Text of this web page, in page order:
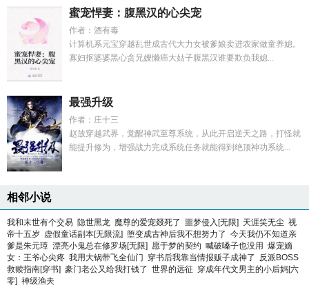
蜜宠悍妻：腹黑汉的心尖宠
作者：酒有毒
计算机系元宝穿越乱世成古代大力女被爹娘卖进农家做童养媳。
寡妇抠婆婆黑心贪兄嫂懒癌大姑子腹黑汉谁要欺负我媳...
最强升级
作者：庄十三
赵放穿越武界，觉醒神武至尊系统，从此开启逆天之路，打怪就
能提升修为，增强战力完成系统任务就能得到绝顶神功系统...
相邻小说
我和末世有个交易 隐世黑龙 魔尊的爱宠叕死了 噩梦侵入[无限] 天涯笑无尘 视
帝十五岁 虚假童话副本[无限流] 堕变成古神后我不想努力了 今天我仍不知道亲
爹是朱元璋 漂亮小鬼总在修罗场[无限] 愿于梦的契约 喊破嗓子也没用 爆宠嫡
女：王爷心尖疼 我用大锅带飞全仙门 穿书后我靠当情报贩子成神了
反派BOSS
救赎指南[穿书] 豪门老公又给我打钱了 世界的远征 穿成年代文男主的小后妈[六
零] 神级渔夫